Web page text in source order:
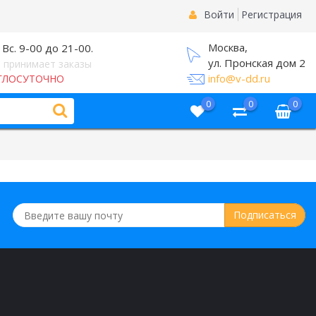
Войти Регистрация
9-00 до 21-00.
принимает заказы
Москва,
ул. Пронская дом 2
info@v-dd.ru
0 0 0